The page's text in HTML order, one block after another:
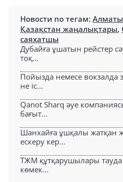
Новости по тегам: Алматы
Қазақстан жаңалықтары,
саяхатшы
Дубайға ұшатын рейстер
тоқ...
Пойызда немесе
не іс...
Qanot Sharq әуе
бағыт...
Шанхайға ұшқалы жатқан
ескеру кер...
ТЖМ құтқарушылары тауда
көмек...